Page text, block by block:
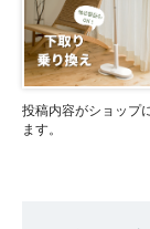
投稿内容がショップ
ます。